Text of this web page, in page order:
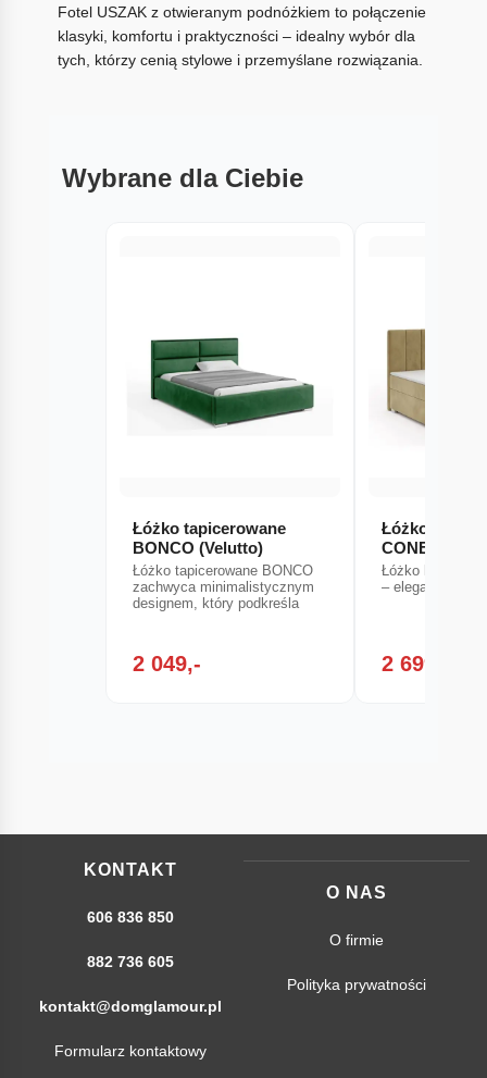
Fotel USZAK z otwieranym podnóżkiem to połączenie
klasyki, komfortu i praktyczności – idealny wybór dla
tych, którzy cenią stylowe i przemyślane rozwiązania.
Wybrane dla Ciebie
Łóżko tapicerowane
BONCO (Velutto)
Łóżko tapicerowane BONCO
zachwyca minimalistycznym
designem, który podkreśla
2 049,-
Łóżko
CONES
Łóżko
– elegancja i
2 699,-
KONTAKT
606 836 850
882 736 605
kontakt@domglamour.pl
Formularz kontaktowy
O NAS
O firmie
Polityka prywatności